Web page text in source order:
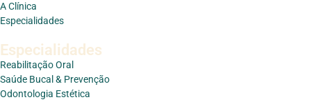
A Clínica
Especialidades
Especialidades
Reabilitação Oral
Saúde Bucal & Prevenção
Odontologia Estética